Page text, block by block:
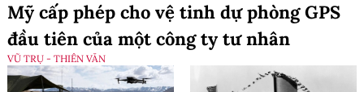
Mỹ cấp phép cho vệ tinh dự phòng GPS
đầu tiên của một công ty tư nhân
VŨ TRỤ - THIÊN VĂN